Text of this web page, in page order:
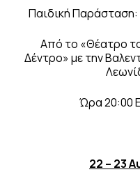
Παιδική
Από το «Θέατρο
Δέντρο» με την
Ώρα 20:00
22 – 23